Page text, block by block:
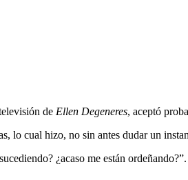
de Ellen Degeneres, aceptó
lo cual hizo, no sin antes dudar un
¿acaso me están ordeñando?”.